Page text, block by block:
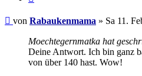
Beitrag
von Rabaukenmama » Sa 11.
Moechtegernmatka hat
Deine Antwort. Ich bin ganz
von über 140 hast. Wow!